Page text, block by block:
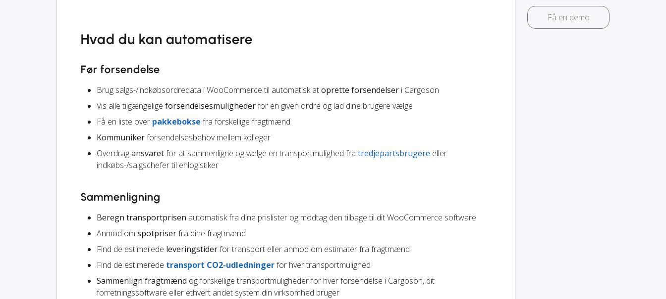
Hvad du kan automatisere
Før forsendelse
Brug salgs-/indkøbsordredata i WooCommerce til automatisk atoprette forsendelser i Cargoson
Vis alle tilgængelige forsendelsesmulighederfor en given ordre og lad dine brugere vælge
Få en liste over pakkebokse fra forskellige fragtmænd
Kommunikerforsendelsesbehov mellem kolleger
Overdragansvaretfor at sammenligne og vælge en transportmulighed fra tredjepartsbrugere eller
indkøbs-/salgschefer til enlogistiker
Sammenligning
Beregn transportprisen automatisk fra dine prislister og modtag den tilbage til dit WooCommerce software
Anmod om spotpriserfra dine fragtmænd
Find de estimerede leveringstiderfor transport eller anmod om estimater fra fragtmænd
Find de estimerede transport CO2-udledningerfor hver transportmulighed
Sammenlign fragtmænd og forskellige transportmuligheder for hver forsendelse i Cargoson, dit
forretningssoftware eller ethvert andet system din virksomhed bruger
Få en demo